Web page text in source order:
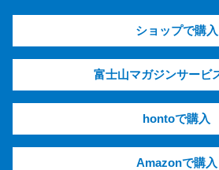
ショップで購入
富士山マガジンサービ
hontoで購入
Amazonで購入